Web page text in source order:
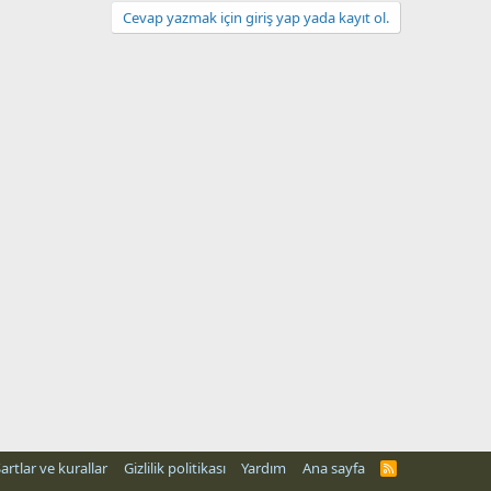
Cevap yazmak için giriş yap yada kayıt ol.
ve kurallar Gizlilik politikası Yardım Ana sayfa
R